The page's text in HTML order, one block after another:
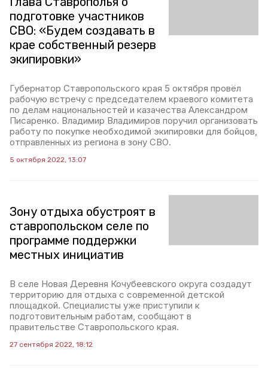
подготовке участников
СВО: «Будем создавать в
крае собственный резерв
экипировки»
Губернатор Ставропольского края 5 октября провёл
рабочую встречу с председателем краевого комитета
по делам национальностей и казачества Александром
Писаренко. Владимир Владимиров поручил организовать
работу по покупке необходимой экипировки для бойцов,
отправленных из региона в зону СВО.
5 октября 2022, 13:07
Зону отдыха обустроят в
ставропольском селе по
программе поддержки
местных инициатив
В селе Новая Деревня Кочубеевского округа создадут
территорию для отдыха с современной детской
площадкой. Специалисты уже приступили к
подготовительным работам, сообщают в
правительстве Ставропольского края.
27 сентября 2022, 18:12